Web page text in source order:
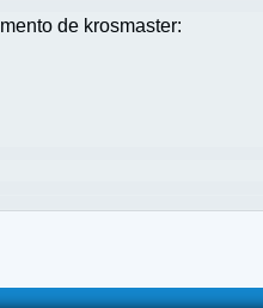
de krosmaster: